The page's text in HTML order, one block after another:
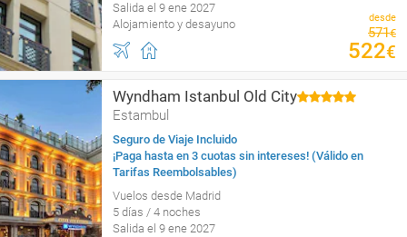
Salida el 9 ene 2027
Alojamiento y desayuno
desde
571€
522€
Wyndham Istanbul Old City
Estambul
Seguro de Viaje Incluido
¡Paga hasta en 3 cuotas sin intereses! (Válido en
Tarifas Reembolsables)
Vuelos desde Madrid
5 días / 4 noches
Salida el 9 ene 2027